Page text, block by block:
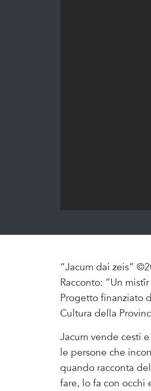
“Jacum dai zeis”
Racconto: “Un
Progetto finanziato
Cultura della
Jacum vende cesti
le persone che
quando racconta
fare, lo fa con occhi